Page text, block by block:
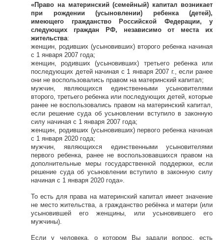
«Право на материнский (семейный) капитал возникает
при рождении (усыновлении) ребенка (детей),
имеющего гражданство Российской Федерации, у
следующих граждан РФ, независимо от места их
жительства:
женщин, родивших (усыновивших) второго ребенка начиная
с 1 января 2007 года;
женщин, родивших (усыновивших) третьего ребенка или
последующих детей начиная с 1 января 2007 г., если ранее
они не воспользовались правом на материнский капитал;
мужчин, являющихся единственными усыновителями
второго, третьего ребенка или последующих детей, которые
ранее не воспользовались правом на материнский капитал,
если решение суда об усыновлении вступило в законную
силу начиная с 1 января 2007 года;
женщин, родивших (усыновивших) первого ребенка начиная
с 1 января 2020 года;
мужчин, являющихся единственными усыновителями
первого ребенка, ранее не воспользовавшихся правом на
дополнительные меры государственной поддержки, если
решение суда об усыновлении вступило в законную силу
начиная с 1 января 2020 года».
То есть для права на материнский капитал имеет значение
не место жительства, а гражданство ребёнка и матери (или
усыновившей его женщины, или усыновившего его
мужчины).
Если у человека, о котором Вы задали вопрос, есть